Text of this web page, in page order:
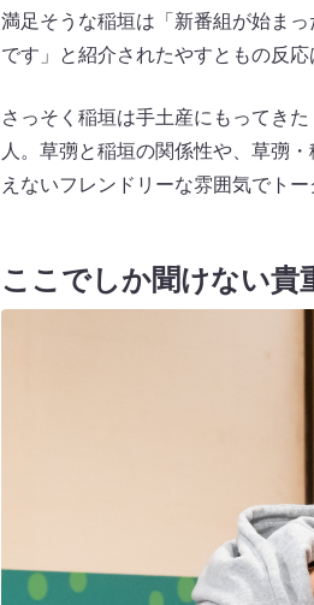
満足そうな稲垣は「新番組が始ま
です」と紹介されたやすともの反
さっそく稲垣は手土産にもってき
人。草彅と稲垣の関係性や、草彅
えないフレンドリーな雰囲気でトー
ここでしか聞けない貴